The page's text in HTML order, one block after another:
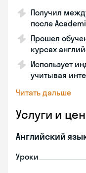
Получил
после
Прошел
курсах
Использует
учитывая
Читать дальше
Услуги и
Английский
Уроки